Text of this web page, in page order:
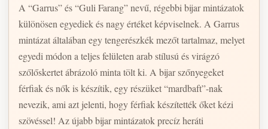
A “Garrus” és “Guli Farang” nevű, régebbi bijar mintázatok
különösen egyediek és nagy értéket képviselnek. A Garrus
mintázat általában egy tengerészkék mezőt tartalmaz, melyet
egyedi módon a teljes felületen arab stílusú és virágzó
szőlőskertet ábrázoló minta tölt ki. A bijar szőnyegeket
férfiak és nők is készítik, egy részüket “mardbaft”-nak
nevezik, ami azt jelenti, hogy férfiak készítették őket kézi
szövéssel! Az újabb bijar mintázatok precíz heráti